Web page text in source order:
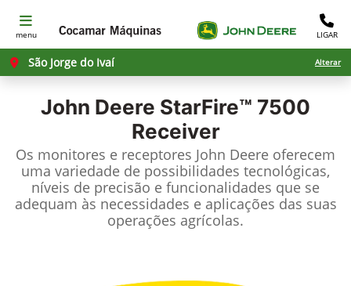
menu LIGAR
São Jorge do Ivaí Alterar
John Deere StarFire™ 7500
Receiver
Os monitores e receptores John Deere oferecem
uma variedade de possibilidades tecnológicas,
níveis de precisão e funcionalidades que se
adequam às necessidades e aplicações das suas
operações agrícolas.